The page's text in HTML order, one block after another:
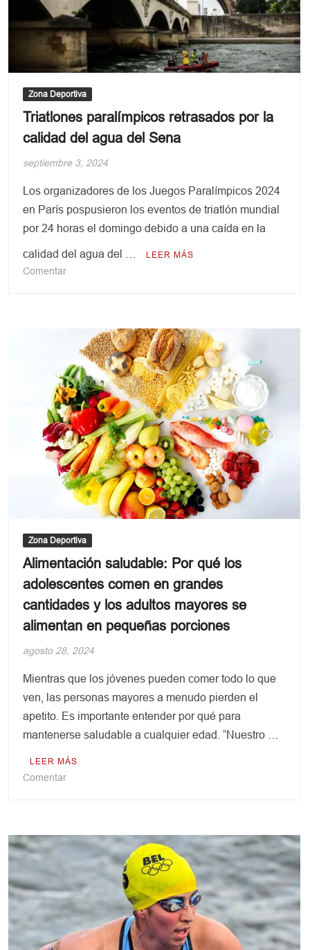
2024
Zona Deportiva
Triatlones paralímpicos retrasados por la
calidad del agua del Sena
septiembre 3, 2024
Los organizadores de los Juegos Paralímpicos 2024
en París pospusieron los eventos de triatlón mundial
por 24 horas el domingo debido a una caída en la
calidad del agua del … LEER MÁS
Comentaren
calidad
del
agua
del
Sena
Zona Deportiva
Alimentación saludable: Por qué los
adolescentes comen en grandes
cantidades y los adultos mayores se
alimentan en pequeñas porciones
agosto 28, 2024
Mientras que los jóvenes pueden comer todo lo que
ven, las personas mayores a menudo pierden el
apetito. Es importante entender por qué para
mantenerse saludable a cualquier edad. “Nuestro …
LEER MÁS
Comentaren
qué
adolescentes
comen
en
grandes
cantidades